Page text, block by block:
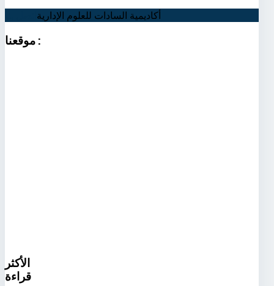
أكاديمية السادات للعلوم الإدارية
:
الأكثر
قراءة